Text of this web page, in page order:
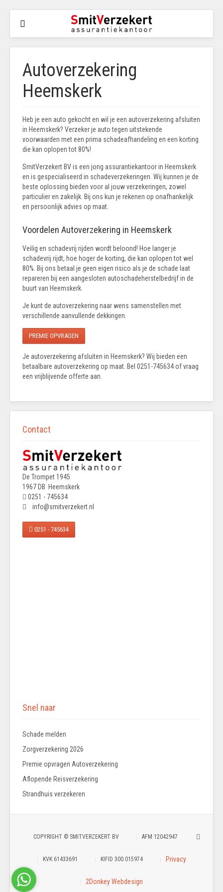
Autoverzekering
Heemskerk
Heb je een auto gekocht en wil je een autoverzekering afsluiten
in Heemskerk? Verzeker je auto tegen uitstekende
voorwaarden met een prima schadeafhandeling en een korting
die kan oplopen tot 80%!
SmitVerzekert BV is een jong assurantiekantoor in Heemskerk
en is gespecialiseerd in schadeverzekeringen. Wij kunnen je de
beste oplossing bieden voor al jouw verzekeringen, zowel
particulier en zakelijk. Bij ons kun je rekenen op onafhankelijk
en persoonlijk advies op maat.
Voordelen Autoverzekering in Heemskerk
Veilig en schadevrij rijden wordt beloond! Hoe langer je
schadevrij rijdt, hoe hoger de korting, die kan oplopen tot wel
80%. Bij ons betaal je geen eigen risico als je de schade laat
repareren bij een aangesloten autoschadeherstelbedrijf in de
buurt van Heemskerk.
Je kunt de autoverzekering naar wens samenstellen met
verschillende aanvullende dekkingen.
PREMIE OPVRAGEN
Je autoverzekering afsluiten in Heemskerk? Wij bieden een
betaalbare autoverzekering op maat. Bel 0251-745634 of vraag
een vrijblijvende offerte aan.
Contact
De Trompet 1945
1967 DB Heemskerk
0251 - 745634
info@smitverzekert.nl
0251 - 745634
Snel naar
Schade melden
Zorgverzekering 2026
Premie opvragen Autoverzekering
Aflopende Reisverzekering
Strandhuis verzekeren
COPYRIGHT © SMITVERZEKERT BV AFM 12042947
KVK 61433691 KIFID 300.015974 Privacy
2Donkey Webdesign